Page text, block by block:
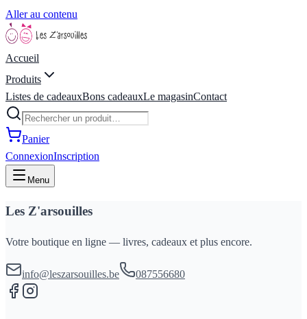
Aller au contenu
Accueil
Produits
Listes de cadeauxBons cadeauxLe magasinContact
Panier
ConnexionInscription
Menu
Les Z'arsouilles
Votre boutique en ligne — livres, cadeaux et plus encore.
info@leszarsouilles.be 087556680